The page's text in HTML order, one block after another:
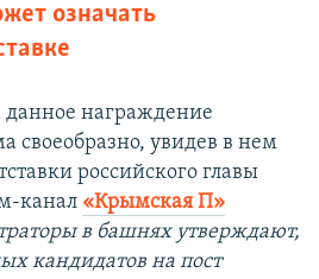
означать
награждение
своеобразно, увидев в нем
российского главы
канал «Крымская П»
в башнях утверждают,
кандидатов на пост